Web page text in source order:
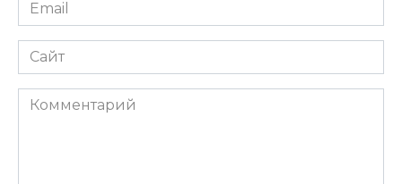
*
Сайт
Комментарий